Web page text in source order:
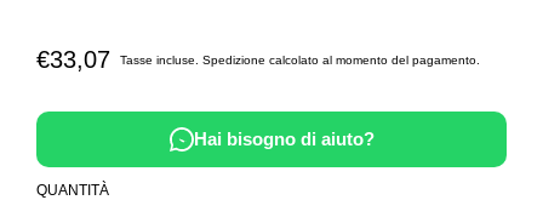
€33,07 Tasse incluse. Spedizione calcolato al momento del pagamento.
Hai bisogno di aiuto?
QUANTITÀ